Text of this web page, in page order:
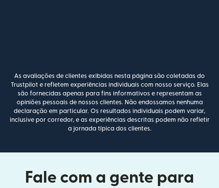
As avaliações de clientes exibidas nesta página são coletadas do
Trustpilot e refletem experiências individuais com nosso serviço. Elas
são fornecidas apenas para fins informativos e representam as
opiniões pessoais de nossos clientes. Não endossamos nenhuma
declaração em particular. Os resultados individuais podem variar,
inclusive por corredor, e as experiências descritas podem não refletir
a jornada típica dos clientes.
Fale com a gente para